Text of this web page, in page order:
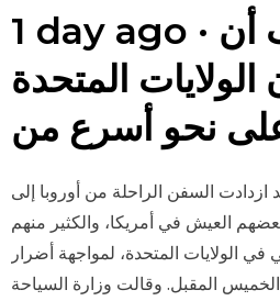
1 day ago · وقال إن العملة الأمريكية يجب أن
الولايات المتحدة
نحو أسرع من
ازدادت السفن الراحلة من أوروبا إلى
العيش في أمريكا، والكثير منهم
الولايات المتحدة، لمواجهة أضرار
المقبل. وقالت وزارة السياحة